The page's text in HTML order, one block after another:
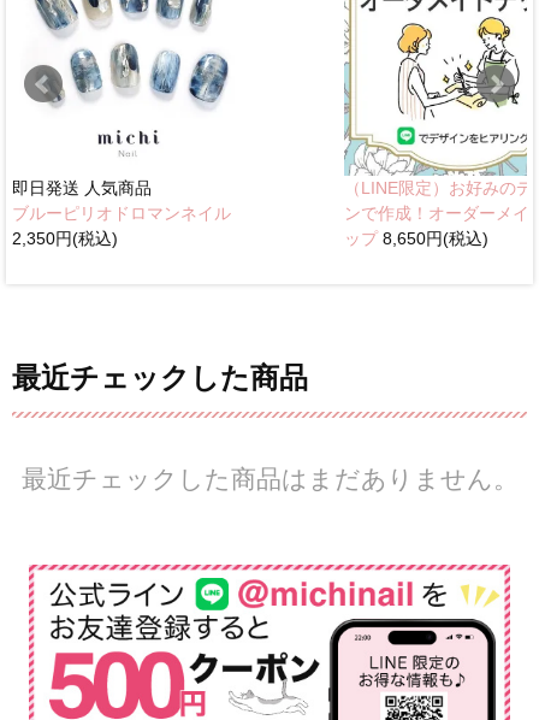
即日発送 人気商品
ブルーピリオドロマンネイル
2,350円(税込)
（LINE限定）お好みのデ
ンで作成！オーダーメイ
ップ8,650円(税込)
最近チェックした商品
最近チェックした商品はまだありません。